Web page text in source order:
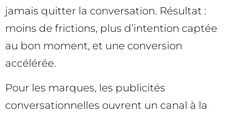
jamais quitter la conversation. Résultat :
moins de frictions, plus d’intention captée
au bon moment, et une conversion
accélérée.
Pour les marques, les publicités
conversationnelles ouvrent un canal à la